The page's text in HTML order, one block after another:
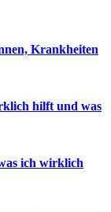
Krankheiten
hilft und was
ich wirklich